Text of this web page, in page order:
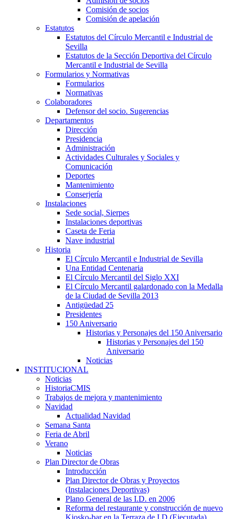
Comisión de socios
Comisión de apelación
Estatutos
Estatutos del Círculo Mercantil e Industrial de
Sevilla
Estatutos de la Sección Deportiva del Círculo
Mercantil e Industrial de Sevilla
Formularios y Normativas
Formularios
Normativas
Colaboradores
Defensor del socio. Sugerencias
Departamentos
Dirección
Presidencia
Administración
Actividades Culturales y Sociales y
Comunicación
Deportes
Mantenimiento
Conserjería
Instalaciones
Sede social, Sierpes
Instalaciones deportivas
Caseta de Feria
Nave industrial
Historia
El Círculo Mercantil e Industrial de Sevilla
Una Entidad Centenaria
El Círculo Mercantil del Siglo XXI
El Círculo Mercantil galardonado con la Medalla
de la Ciudad de Sevilla 2013
Antigüedad 25
Presidentes
150 Aniversario
Historias y Personajes del 150 Aniversario
Historias y Personajes del 150
Aniversario
Noticias
INSTITUCIONAL
Noticias
HistoriaCMIS
Trabajos de mejora y mantenimiento
Navidad
Actualidad Navidad
Semana Santa
Feria de Abril
Verano
Noticias
Plan Director de Obras
Introducción
Plan Director de Obras y Proyectos
(Instalaciones Deportivas)
Plano General de las I.D. en 2006
Reforma del restaurante y construcción de nuevo
Kiosko-bar en la Terraza de I.D.(Ejecutada)